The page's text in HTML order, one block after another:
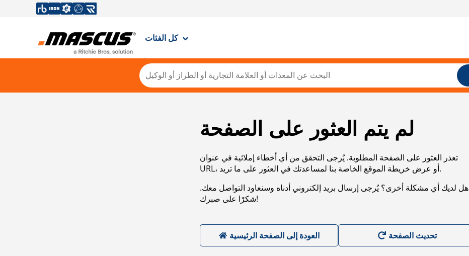
كل الفئات
لم يتم العثور على الصفحة
تعذر العثور على الصفحة المطلوبة. يُرجى التحقق من أي أخطاء إملائية في عنوان
URL، أو عرض خريطة الموقع الخاصة بنا لمساعدتك في العثور على ما تريد.
هل لديك أي مشكلة أخرى؟ يُرجى إرسال بريد إلكتروني أدناه وسنعاود التواصل معك.
شكرًا على صبرك!
العودة إلى الصفحة الرئيسية